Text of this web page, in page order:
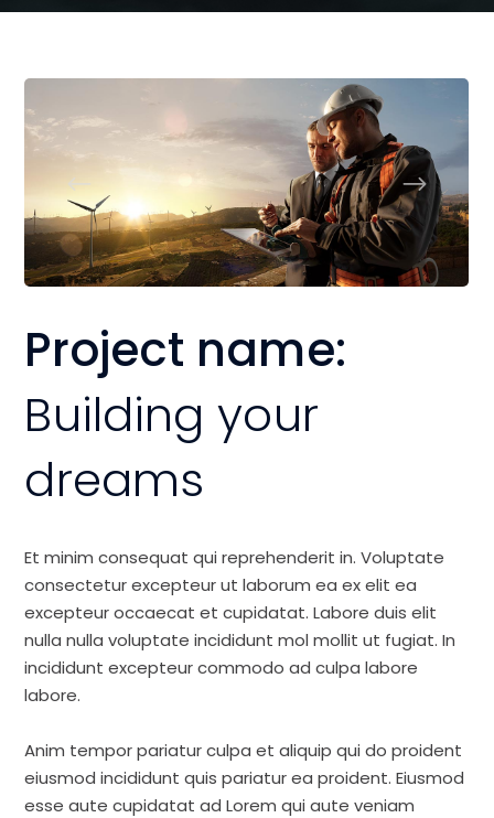
Project name:
Building your
dreams
Et minim consequat qui reprehenderit in. Voluptate
consectetur excepteur ut laborum ea ex elit ea
excepteur occaecat et cupidatat. Labore duis elit
nulla nulla voluptate incididunt mol mollit ut fugiat. In
incididunt excepteur commodo ad culpa labore
labore.
Anim tempor pariatur culpa et aliquip qui do proident
eiusmod incididunt quis pariatur ea proident. Eiusmod
esse aute cupidatat ad Lorem qui aute veniam